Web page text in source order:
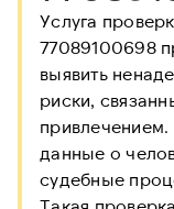
Услуга
77089100698
выявить
риски,
данные о
судебные